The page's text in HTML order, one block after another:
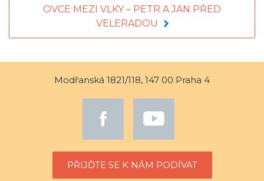
OVCE MEZI VLKY – PETR A JAN PŘED
VELERADOU
Modřanská 1821/118, 147 00 Praha 4
PŘIJĎTE SE K NÁM PODÍVAT